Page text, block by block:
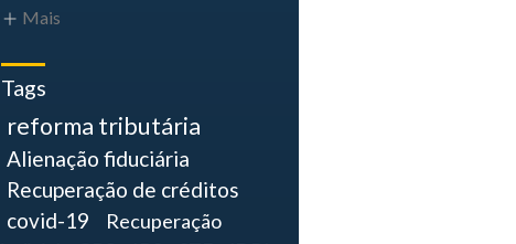
Mais
Tags
reforma tributária
Alienação fiduciária
Recuperação de créditos
covid-19
Recuperação